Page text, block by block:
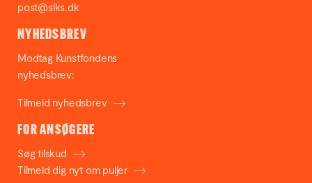
post@slks.dk
NYHEDSBREV
Modtag Kunstfondens
nyhedsbrev:
Tilmeld nyhedsbrev
FOR ANSØGERE
Søg tilskud
Tilmeld dig nyt om puljer